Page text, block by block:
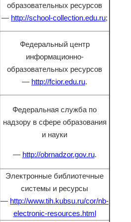
образовательных ресурсов
— http://school-collection.edu.ru;
Федеральный центр
информационно-
образовательных ресурсов
— http://fcior.edu.ru.
Федеральная служба по
надзору в сфере образования
и науки
— http://obrnadzor.gov.ru.
Электронные библиотечные
системы и ресурсы
— http://www.tih.kubsu.ru/cor/nb-
electronic-resources.html